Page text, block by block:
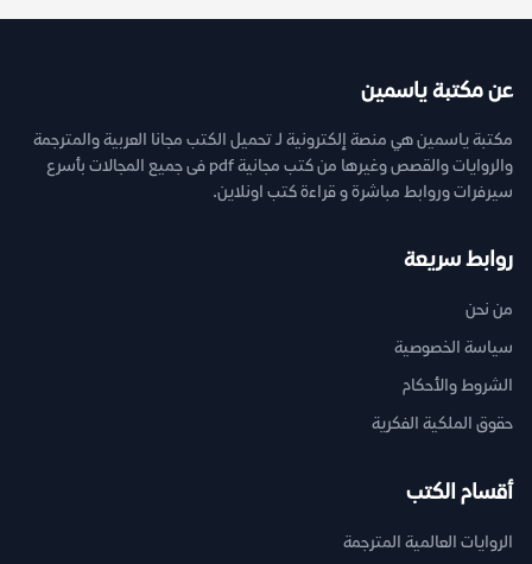
عن مكتبة ياسمين
مكتبة ياسمين هي منصة إلكترونية لـ تحميل الكتب مجانا العربية والمترجمة
والروايات والقصص وغيرها من كتب مجانية pdf فى جميع المجالات بأسرع
سيرفرات وروابط مباشرة و قراءة كتب اونلاين.
روابط سريعة
من نحن
سياسة الخصوصية
الشروط والأحكام
حقوق الملكية الفكرية
أقسام الكتب
الروايات العالمية المترجمة